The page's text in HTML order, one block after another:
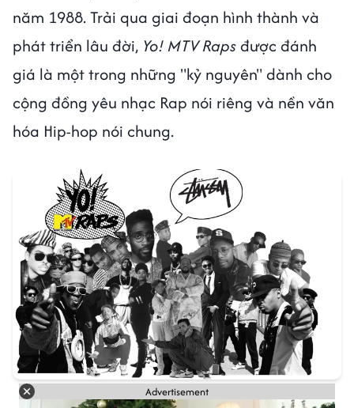
năm 1988. Trải qua giai đoạn hình thành và
phát triển lâu đời, Yo! MTV Rapsđược đánh
giá là một trong những "kỷ nguyên" dành cho
cộng đồng yêu nhạc Rap nói riêng và nền văn
hóa Hip-hop nói chung.
Advertisement